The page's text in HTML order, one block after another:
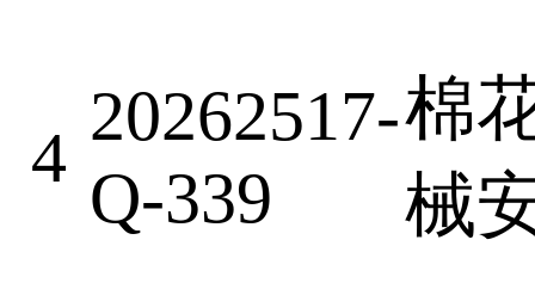
4
20262517-
Q-339
棉
械